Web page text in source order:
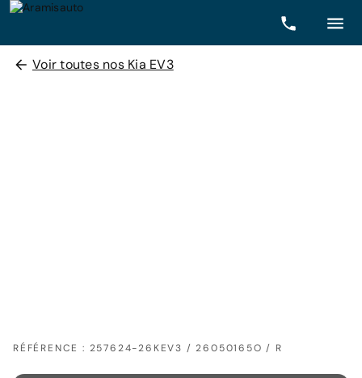
Voir toutes nos Kia EV3
RÉFÉRENCE : 257624-26KEV3 / 26050165O / R